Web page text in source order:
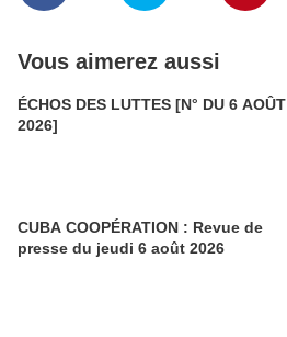
Vous aimerez aussi
ÉCHOS DES LUTTES [N° DU 6 AOÛT
2026]
CUBA COOPÉRATION : Revue de
presse du jeudi 6 août 2026